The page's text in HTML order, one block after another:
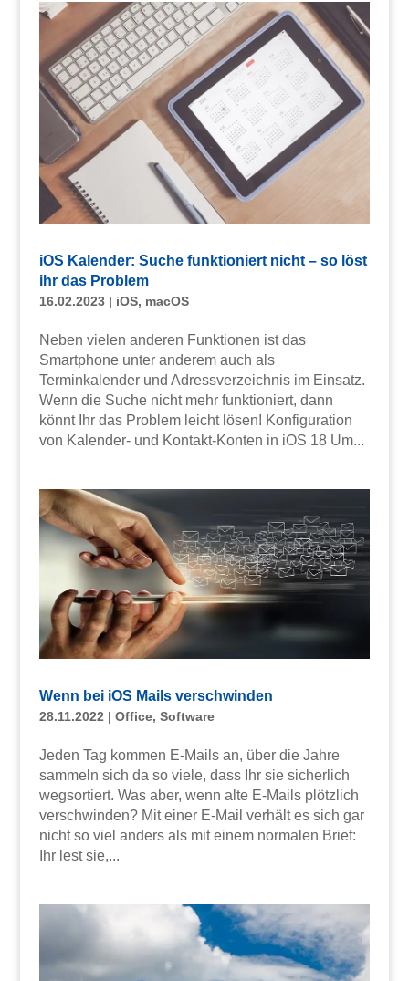
iOS Kalender: Suche funktioniert nicht – so löst
ihr das Problem
16.02.2023| iOS, macOS
Neben vielen anderen Funktionen ist das
Smartphone unter anderem auch als
Terminkalender und Adressverzeichnis im Einsatz.
Wenn die Suche nicht mehr funktioniert, dann
könnt Ihr das Problem leicht lösen! Konfiguration
von Kalender- und Kontakt-Konten in iOS 18 Um...
Wenn bei iOS Mails verschwinden
28.11.2022 | Office, Software
Jeden Tag kommen E-Mails an, über die Jahre
sammeln sich da so viele, dass Ihr sie sicherlich
wegsortiert. Was aber, wenn alte E-Mails plötzlich
verschwinden? Mit einer E-Mail verhält es sich gar
nicht so viel anders als mit einem normalen Brief:
Ihr lest sie,...